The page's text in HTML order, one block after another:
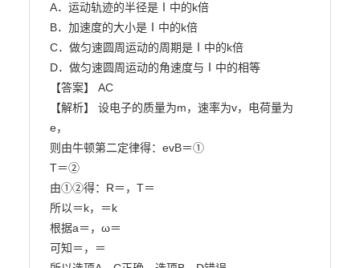
A．运动轨迹的半径是Ⅰ中的k倍
B．加速度的大小是Ⅰ中的k倍
C．做匀速圆周运动的周期是Ⅰ中的k倍
D．做匀速圆周运动的角速度与Ⅰ中的相等
【答案】 AC
【解析】 设电子的质量为m，速率为v，电荷量为
e，
则由牛顿第二定律得：evB＝①
T＝②
由①②得：R＝，T＝
所以＝k，＝k
根据a＝，ω＝
可知＝，＝